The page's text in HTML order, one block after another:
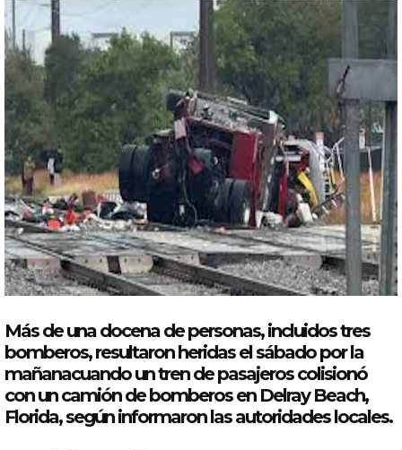
Más de una docena de personas, incluidos tres
bomberos, resultaron heridas el sábado por la
mañanacuando untrende pasajeros colisionó
con uncamióndebomberosen DelrayBeach,
Florida, según informaron las autoridades locales.